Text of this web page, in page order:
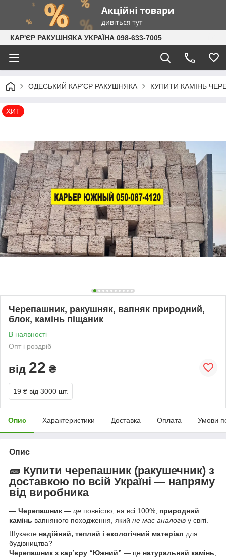
КАР'ЄР РАКУШНЯКА УКРАЇНА 098-633-7005
ОДЕСЬКИЙ КАР'ЄР РАКУШНЯКА КУПИТИ КАМІНЬ
ХИТ
Черепашник, ракушняк, вапняк природний,
блок, камінь піщаник
В наявності
Опт і роздріб
від 22 ₴
19 ₴ від 3000 шт.
Опис Характеристики Доставка Оплата Умови
Опис
🧱 Купити черепашник (ракушечник) з
доставкою по всій Україні — напряму
від виробника
— Черепашник — це повністю, на всі 100%, природний
камінь вапняного походження, який не має аналогів у світі.
Шукаєте надійний, теплий і екологічний матеріал для
будівництва?
Черепашник з кар’єру “Южний” — це натуральний камінь,